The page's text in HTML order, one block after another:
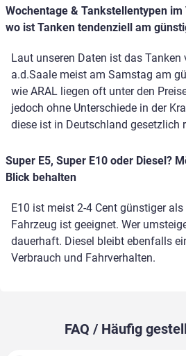
Wochentage & Tankstellentypen im
wo ist Tanken tendenziell am
Laut unseren Daten ist das Tanken
a.d.Saale meist am Samstag am
wie ARAL liegen oft unter den
jedoch ohne Unterschiede in der
diese ist in Deutschland gesetzlich
Super E5, Super E10 oder Diesel?
Blick behalten
E10 ist meist 2-4 Cent günstiger
Fahrzeug ist geeignet. Wer
dauerhaft. Diesel bleibt ebenfalls
Verbrauch und Fahrverhalten.
FAQ / Häufig